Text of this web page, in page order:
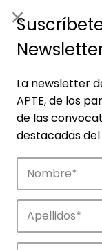
La newsletter
APTE, de los
de las
destacadas del